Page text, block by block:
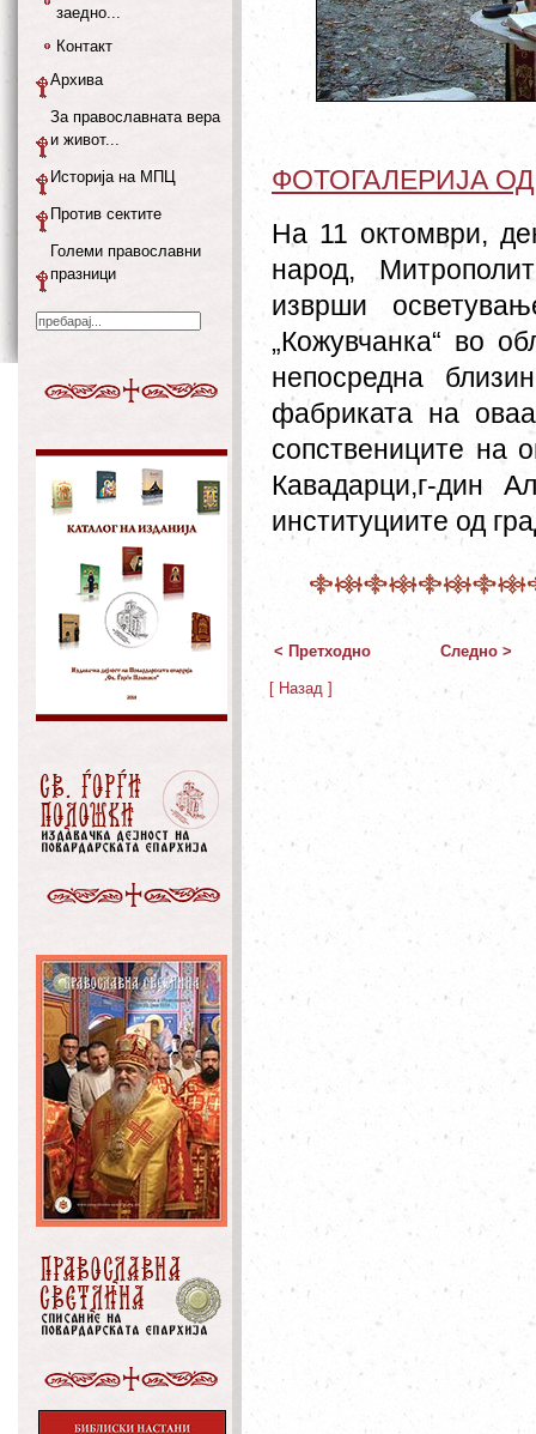
ФОТОГАЛЕРИЈА
На 11 октомври,
народ,
изврши
„Кожувчанка“ во
непосредна
фабриката на
сопствениците на
Кавадарци,г-дин
институциите од
< Претходно Следно >
[ Назад ]
заедно...
Контакт
Архива
За православната вера
и живот...
Историја на МПЦ
Против сектите
Големи православни
празници